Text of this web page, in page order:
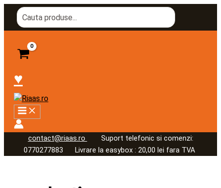
Skip
content
Search
for:
♥
contact@riaas.ro
Suport telefonic si comenzi:
0770277883 Livrare la easybox : 20,00 lei fara TVA